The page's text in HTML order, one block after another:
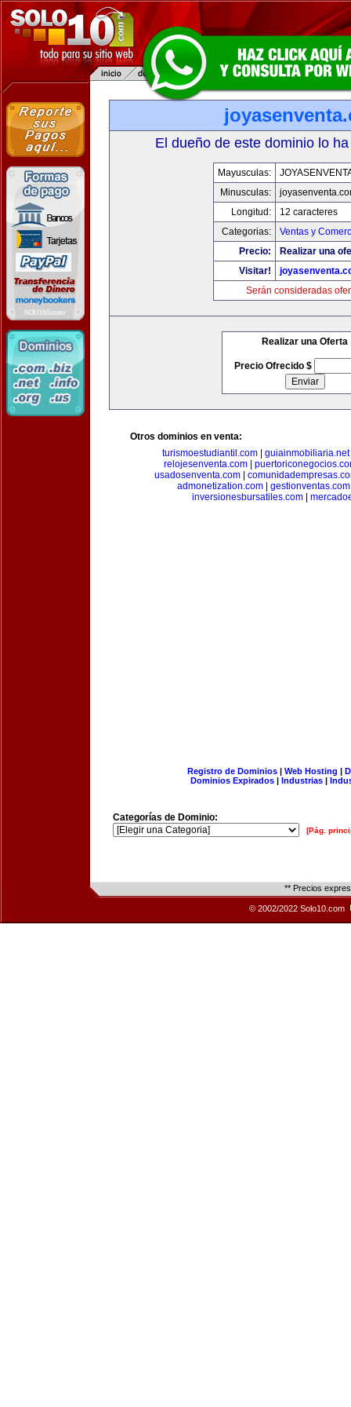
El dueño de este dominio lo
Mayusculas:
Minusculas:
Longitud:
12 caracteres
Categorias:
Ventas y
Precio:
Realizar una
Visitar!
Serán consideradas
Realizar una Oferta
Precio Ofrecido $
Otros dominios en venta:
turismoestudiantil.com| guiainmobiliaria.net
relojesenventa.com|
usadosenventa.com|
admonetization.com| gestionventas.com
inversionesbursatiles.com|
Registro de Dominios| Web Hosting |
Dominios Expirados | Industrias |
Categorías de Dominio:
[Pág.
** Precios
© 2002/2022 Solo10.com